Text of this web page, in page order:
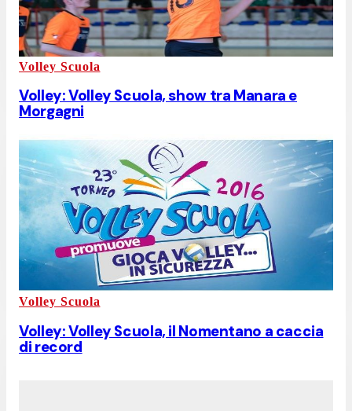
Volley Scuola
Volley: Volley Scuola, show tra Manara e
Morgagni
Volley Scuola
Volley: Volley Scuola, il Nomentano a caccia
di record